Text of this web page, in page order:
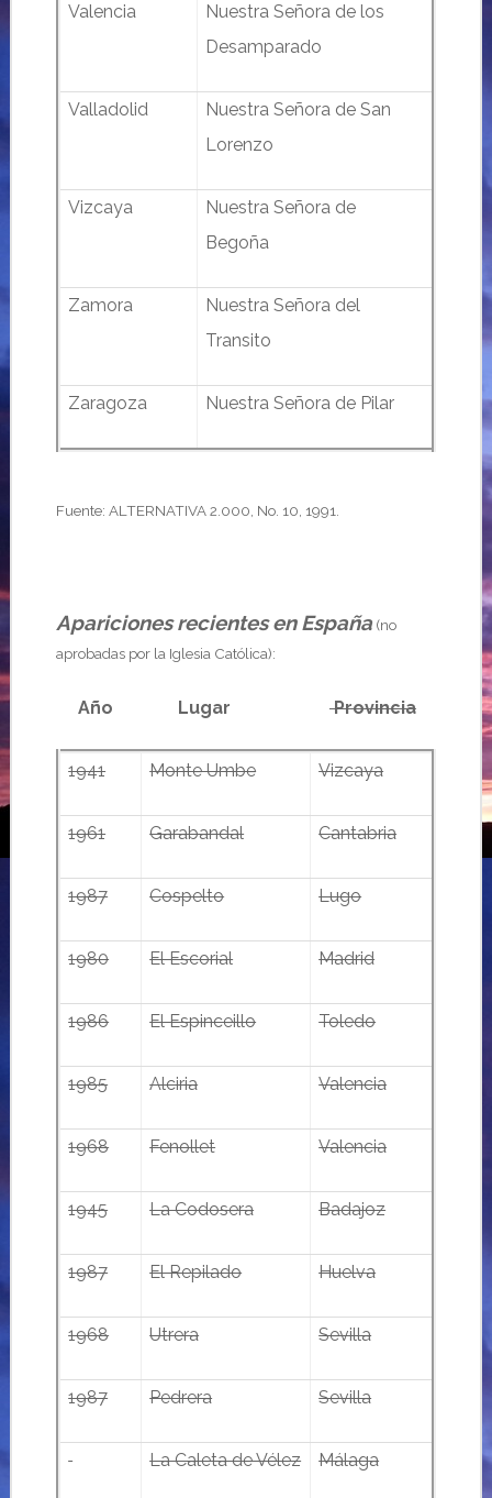
Valencia
Nuestra Señora de los
Desamparado
Valladolid
Nuestra Señora de San
Lorenzo
Vizcaya
Nuestra Señora de
Begoña
Zamora
Nuestra Señora del
Transito
Zaragoza Nuestra Señora de Pilar
Fuente: ALTERNATIVA 2.000, No. 10, 1991.
Apariciones recientes en España(no
aprobadas por la Iglesia Católica):
Año Lugar Provincia
1941 Monte Umbe Vizcaya
1961 Garabandal Cantabria
1987 Cospelto Lugo
1980 El Escorial Madrid
1986 El Espinceillo Toledo
1985 Alciria Valencia
1968 Fenollet Valencia
1945 La Codosera Badajoz
1987 El Repilado Huelva
1968 Utrera Sevilla
1987 Pedrera Sevilla
La Caleta de Vélez Málaga